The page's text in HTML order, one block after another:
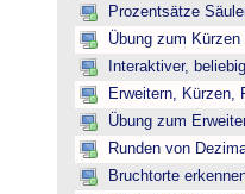
Prozentsätze
Übung zum Kürzen
Interaktiver,
Erweitern, Kürzen,
Übung zum
Runden von
Bruchtorte